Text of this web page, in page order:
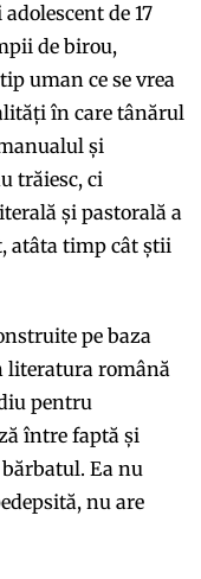
de 17
de birou,
uman ce se vrea
în care tânărul
și
trăiesc, ci
și pastorală a
atâta timp cât știi
pe baza
literatura română
pentru
între faptă și
Ea nu
nu are